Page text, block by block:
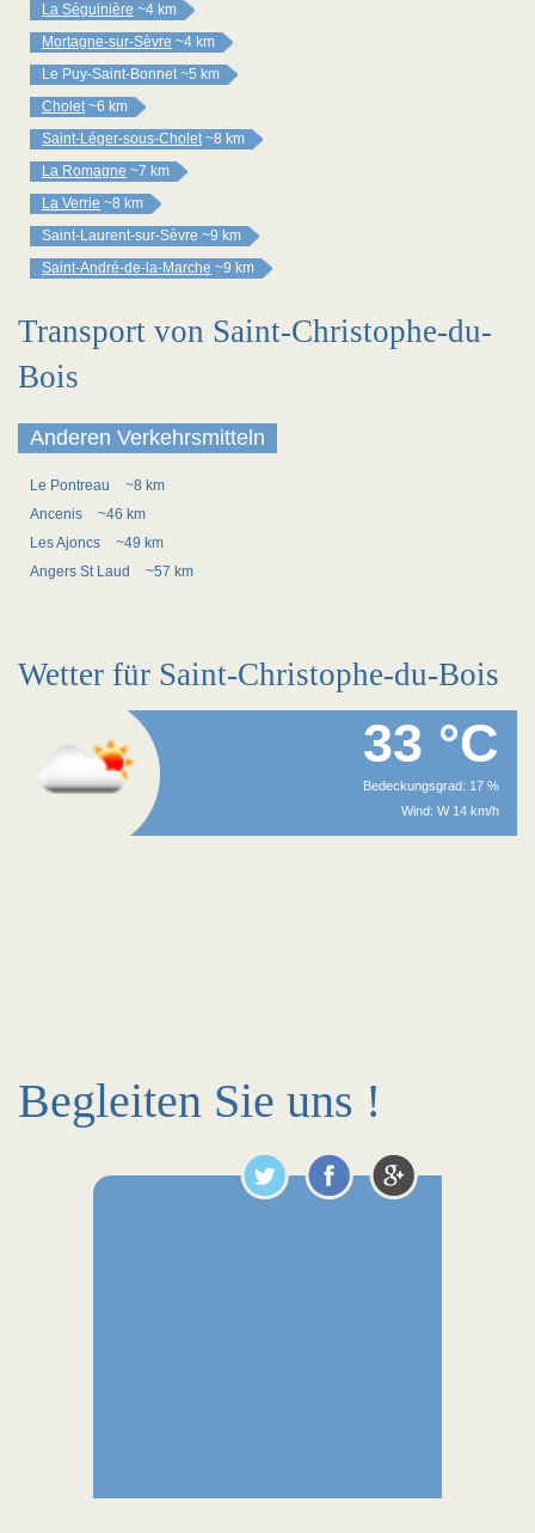
La Séguinière ~4 km
Mortagne-sur-Sèvre ~4 km
Le Puy-Saint-Bonnet ~5 km
Cholet ~6 km
Saint-Léger-sous-Cholet ~8 km
La Romagne ~7 km
La Verrie ~8 km
Saint-Laurent-sur-Sèvre ~9 km
Saint-André-de-la-Marche ~9 km
Transport von Saint-Christophe-du-
Bois
Anderen Verkehrsmitteln
Le Pontreau
~8 km
Ancenis
~46 km
Les Ajoncs
~49 km
Angers St Laud
~57 km
Wetter für Saint-Christophe-du-Bois
33 °C
Bedeckungsgrad: 17 %
Wind: W 14 km/h
Begleiten Sie uns !